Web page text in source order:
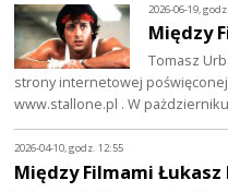
2026-06-19,
Między
Tomasz
strony internetowej
www.stallone.pl . W
2026-04-10, godz. 12:55
Między Filmami Łukasz